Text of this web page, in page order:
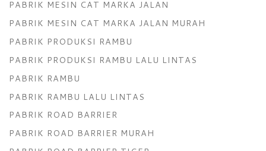
PABRIK MESIN CAT MARKA JALAN
PABRIK MESIN CAT MARKA JALAN MURAH
PABRIK PRODUKSI RAMBU
PABRIK PRODUKSI RAMBU LALU LINTAS
PABRIK RAMBU
PABRIK RAMBU LALU LINTAS
PABRIK ROAD BARRIER
PABRIK ROAD BARRIER MURAH